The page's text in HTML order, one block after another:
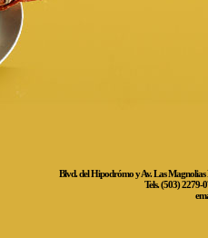
Blvd. del Hipodrómo y Av. Las Magnolias
Tels. (503) 2279-